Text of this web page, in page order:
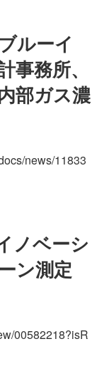
ルーイ
務所、
部ガス濃
news/11833
ノベーシ
ン測定
00582218?isR